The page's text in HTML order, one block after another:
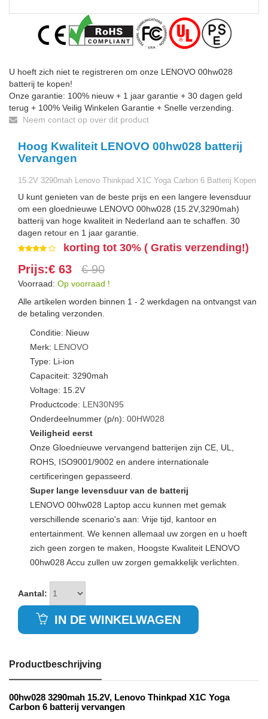
U hoeft zich niet te registreren om onze LENOVO 00hw028
batterij te kopen!
Onze garantie: 100% nieuw + 1 jaar garantie + 30 dagen geld
terug + 100% Veilig Winkelen Garantie + Snelle verzending.
Neem contact op over dit product
Hoog Kwaliteit LENOVO 00hw028 batterij
Vervangen
15.2V 3290mah Lenovo Thinkpad X1C Yoga Carbon 6 Batterij Kopen
U kunt genieten van de beste prijs en een langere levensduur
om een gloednieuwe LENOVO 00hw028 (15.2V,3290mah)
batterij van hoge kwaliteit in Nederland aan te schaffen. 30
dagen retour en 1 jaar garantie.
korting tot 30% ( Gratis verzending!)
Prijs:€ 63 € 90
Voorraad: Op voorraad !
Alle artikelen worden binnen 1 - 2 werkdagen na ontvangst van
de betaling verzonden.
Conditie: Nieuw
Merk: LENOVO
Type: Li-ion
Capaciteit: 3290mah
Voltage: 15.2V
Productcode: LEN30N95
Onderdeelnummer (p/n): 00HW028
Veiligheid eerst
Onze Gloednieuwe vervangend batterijen zijn CE, UL,
ROHS, ISO9001/9002 en andere internationale
certificeringen gepasseerd.
Super lange levensduur van de batterij
LENOVO 00hw028 Laptop accu kunnen met gemak
verschillende scenario's aan: Vrije tijd, kantoor en
entertainment. We kennen allemaal uw zorgen en u hoeft
zich geen zorgen te maken, Hoogste Kwaliteit LENOVO
00hw028 Accu zullen uw zorgen gemakkelijk verlichten.
Aantal:
IN DE WINKELWAGEN
Productbeschrijving
00hw028 3290mah 15.2V, Lenovo Thinkpad X1C Yoga
Carbon 6 batterij vervangen